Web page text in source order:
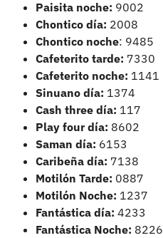
Paisita noche: 9002
Chontico día: 2008
Chontico noche: 9485
Cafeterito tarde: 7330
Cafeterito noche: 1141
Sinuano día: 1374
Cash three día: 117
Play four día: 8602
Saman día: 6153
Caribeña día: 7138
Motilón Tarde: 0887
Motilón Noche: 1237
Fantástica día: 4233
Fantástica Noche: 8226